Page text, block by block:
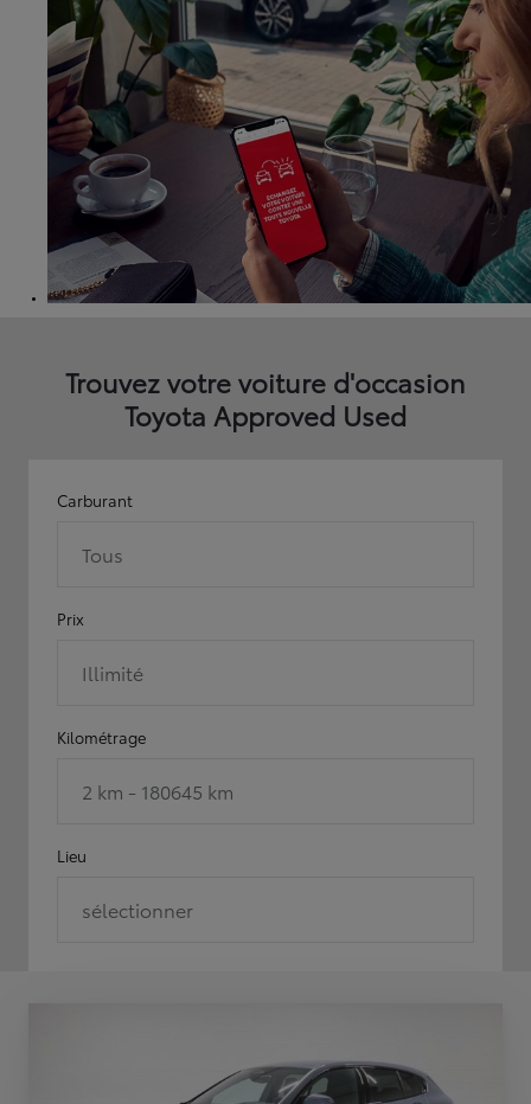
Trouvez votre voiture d'occasion
Toyota Approved Used
Carburant
Tous
Prix
Illimité
Kilométrage
2 km - 180645 km
Lieu
sélectionner